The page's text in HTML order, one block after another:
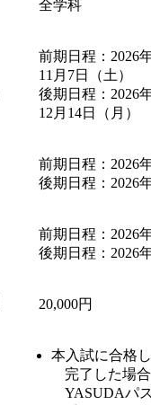
全学科
前期日程：2026
11月7日（土）
後期日程：2026
12月14日（月）
前期日程：2026
後期日程：2026
前期日程：2026
後期日程：2026
20,000円
本入試に合格
完了した場
YASUDAパ